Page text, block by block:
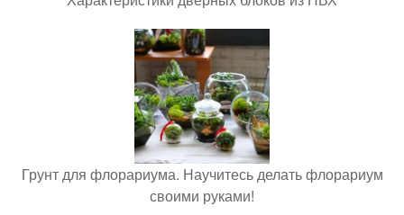
Грунт для флорариума. Научитесь делать флорариум
своими руками!